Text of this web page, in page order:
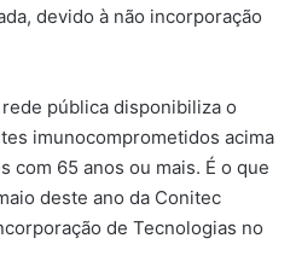
devido à não incorporação
pública disponibiliza o
imunocomprometidos acima
com 65 anos ou mais. É o que
deste ano da Conitec
de Tecnologias no